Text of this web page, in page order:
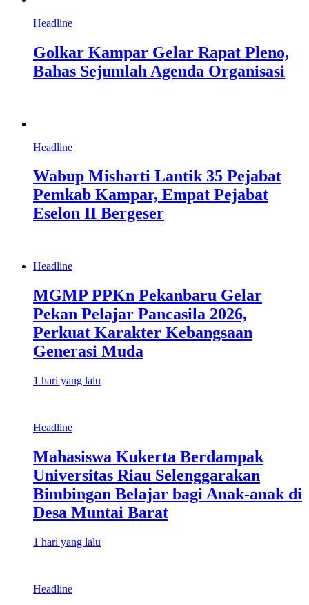
Headline
Golkar Kampar Gelar Rapat Pleno,
Bahas Sejumlah Agenda Organisasi
Headline
Wabup Misharti Lantik 35 Pejabat
Pemkab Kampar, Empat Pejabat
Eselon II Bergeser
Headline
MGMP PPKn Pekanbaru Gelar
Pekan Pelajar Pancasila 2026,
Perkuat Karakter Kebangsaan
Generasi Muda
1 hari yang lalu
Headline
Mahasiswa Kukerta Berdampak
Universitas Riau Selenggarakan
Bimbingan Belajar bagi Anak-anak di
Desa Muntai Barat
1 hari yang lalu
Headline